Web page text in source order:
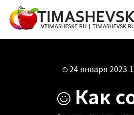
24 января 2023
Как